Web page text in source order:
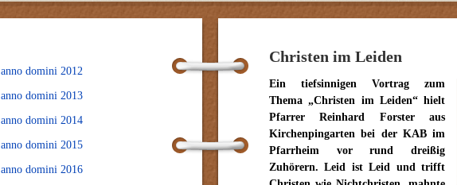
Christen im Leiden
Ein tiefsinnigen Vortrag zum
Thema „Christen im Leiden“ hielt
Pfarrer Reinhard Forster aus
Kirchenpingarten bei der KAB im
Pfarrheim vor rund dreißig
Zuhörern. Leid ist Leid und trifft
anno domini 2012
anno domini 2013
anno domini 2014
anno domini 2015
anno domini 2016